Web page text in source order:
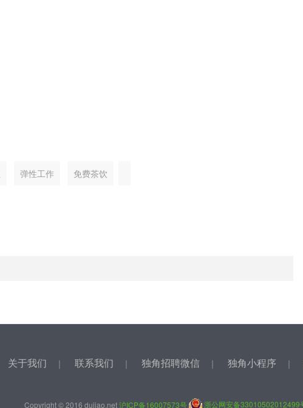
弹性工作 免费茶饮
关于我们 ｜ 联系我们 ｜ 独角招聘微信 ｜ 独角小程序 ｜
Copyright © 2016 dujiao.net沪ICP备16007573号 浙公网安备33010502012499